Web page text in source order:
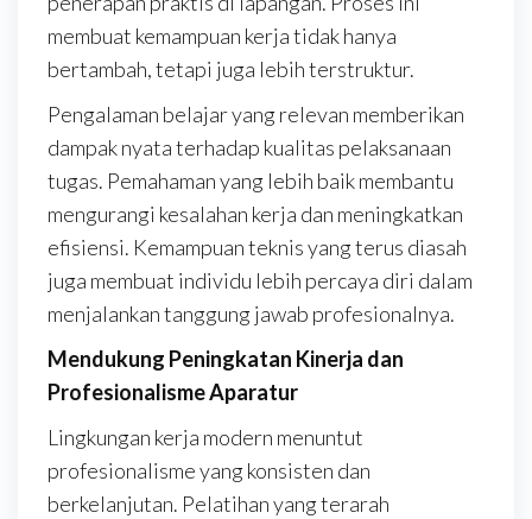
membuat kemampuan kerja tidak hanya
bertambah, tetapi juga lebih terstruktur.
Pengalaman belajar yang relevan memberikan
dampak nyata terhadap kualitas pelaksanaan
tugas. Pemahaman yang lebih baik membantu
mengurangi kesalahan kerja dan meningkatkan
efisiensi. Kemampuan teknis yang terus diasah
juga membuat individu lebih percaya diri dalam
menjalankan tanggung jawab profesionalnya.
Mendukung Peningkatan Kinerja dan
Profesionalisme Aparatur
Lingkungan kerja modern menuntut
profesionalisme yang konsisten dan
berkelanjutan. Pelatihan yang terarah